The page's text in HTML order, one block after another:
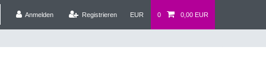
Anmelden
Registrieren EUR 0 0,00 EUR